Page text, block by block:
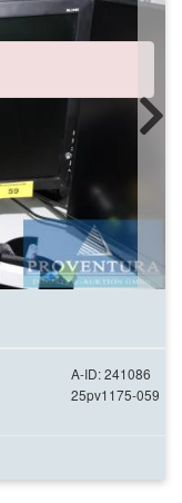
A-ID: 241086
25pv1175-059